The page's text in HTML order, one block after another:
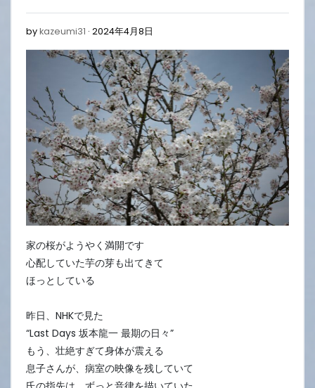
bykazeumi31 2024年4月8日
4
月
8
日
家の桜がようやく満開です
心配していた芋の芽も出てきて
ほっとしている
昨日、NHKで見た
“Last Days 坂本龍一 最期の日々”
もう、壮絶すぎて身体が震える
息子さんが、病室の映像を残していて